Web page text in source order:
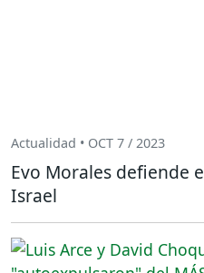
Actualidad • OCT 7 / 2023
Evo Morales defiende
Israel